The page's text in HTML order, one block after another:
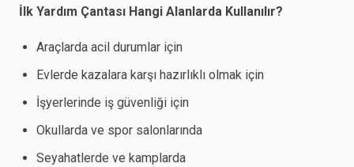
İlk Yardım Çantası Hangi Alanlarda Kullanılır?
Araçlarda acil durumlar için
Evlerde kazalara karşı hazırlıklı olmak için
İşyerlerinde iş güvenliği için
Okullarda ve spor salonlarında
Seyahatlerde ve kamplarda